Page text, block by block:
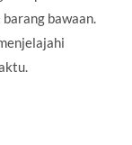
bawaan.